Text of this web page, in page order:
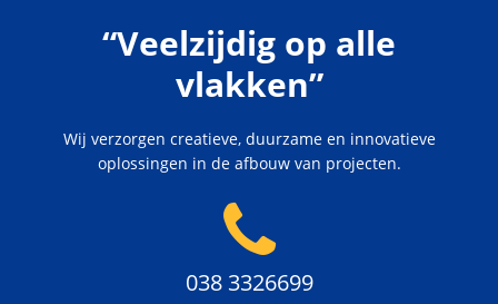
“Veelzijdig op alle
vlakken”
Wij verzorgen creatieve, duurzame en innovatieve
oplossingen in de afbouw van projecten.
038 3326699